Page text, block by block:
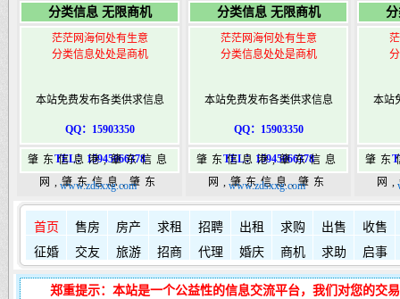
港|www.zhaodongshi.com港|www.zhaodongshi.com
港
分类信息 无限商机
茫茫网海何处有生意
分类信息处处是商机
本站免费发布各类供求信息
QQ：15903350
TEL：15945066378
肇东信息港,肇东信息
网,肇东信息,肇东
365,肇东365信息
港|www.zhaodongshi.com
www.zdsxxg.com
分类信息 无限商机
茫茫网海何处有生意
分类信息处处是商机
本站免费发布各类供求信息
QQ：15903350
TEL：15945066378
肇东信息港,肇东信息
网,肇东信息,肇东
365,肇东365信息
港|www.zhaodongshi.com
www.zdsxxg.com
本站
肇东
网
港
如何发布信息？ 如何固定
首页 售房 房产 求租 招聘 出租 求购 出售
收售
征婚
交友 旅游 招商 代理 婚庆 商机 求助 启事
郑重提示：本站是一个公益性的信息交流平台，我们对您的交